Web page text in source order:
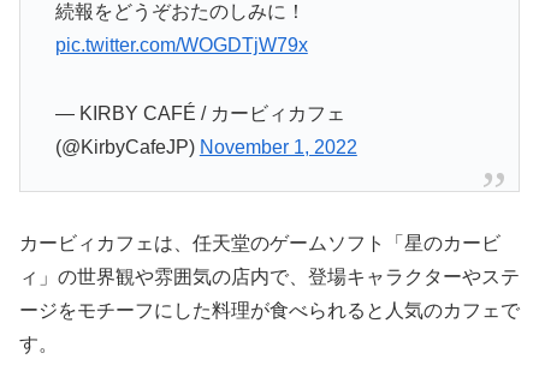
続報をどうぞおたのしみに！
pic.twitter.com/WOGDTjW79x
— KIRBY CAFÉ / カービィカフェ
(@KirbyCafeJP) November 1, 2022
カービィカフェは、任天堂のゲームソフト「星のカービ
ィ」の世界観や雰囲気の店内で、登場キャラクターやステ
ージをモチーフにした料理が食べられると人気のカフェで
す。